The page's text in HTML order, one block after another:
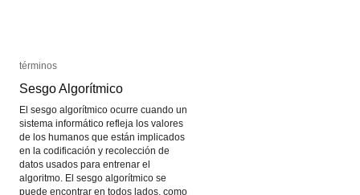
términos
Sesgo Algorítmico
El sesgo algorítmico ocurre cuando un
sistema informático refleja los valores
de los humanos que están implicados
en la codificación y recolección de
datos usados para entrenar el
algoritmo. El sesgo algorítmico se
puede encontrar en todos lados, como
términos
Sesgo Algorítmico